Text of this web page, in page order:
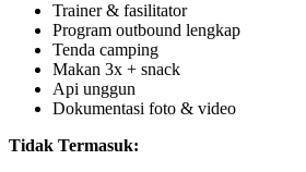
Trainer & fasilitator
Program outbound lengkap
Tenda camping
Makan 3x + snack
Api unggun
Dokumentasi foto & video
Tidak Termasuk: